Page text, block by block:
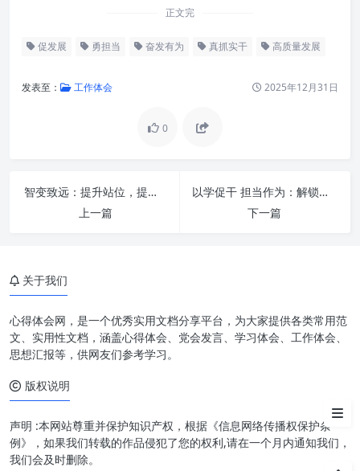
正文完
促发展 勇担当 奋发有为 真抓实干 高质量发展
发表至： 工作体会 2025年12月31日
0
智变致远：提升站位，提高水平，推进办公室工作再上新台阶的实践方略
上一篇
以学促干 担当作为：解锁新时代背景下的成长密码与行动指南
下一篇
真抓实干：从空谈到实践的跨越
勇担当：责任与担当的时代呼唤
增长
在个人、组织及社会层面践行这
关于我们
心得体会网，是一个优秀实用文档分享平台，为大家提供各类常用范
文、实用性文档，涵盖心得体会、党会发言、学习体会、工作体会、
思想汇报等，供网友们参考学习。
版权说明
声明 :本网站尊重并保护知识产权，根据《信息网络传播权保护条
例》，如果我们转载的作品侵犯了您的权利,请在一个月内通知我们，
我们会及时删除。